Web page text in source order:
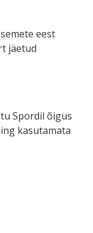
eest
jäetud
Spordil õigus
kasutamata